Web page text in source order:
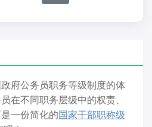
府公务员职务等级制度的体
在不同职务层级中的权责、
一份简化的国家干部职称级